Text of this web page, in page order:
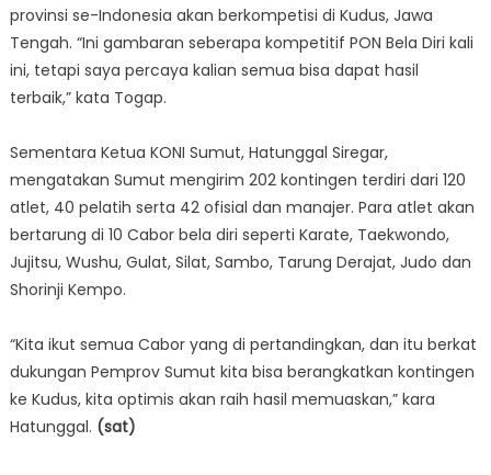
provinsi se-Indonesia akan berkompetisi di Kudus, Jawa
Tengah. “Ini gambaran seberapa kompetitif PON Bela Diri kali
ini, tetapi saya percaya kalian semua bisa dapat hasil
terbaik,” kata Togap.
Sementara Ketua KONI Sumut, Hatunggal Siregar,
mengatakan Sumut mengirim 202 kontingen terdiri dari 120
atlet, 40 pelatih serta 42 ofisial dan manajer. Para atlet akan
bertarung di 10 Cabor bela diri seperti Karate, Taekwondo,
Jujitsu, Wushu, Gulat, Silat, Sambo, Tarung Derajat, Judo dan
Shorinji Kempo.
“Kita ikut semua Cabor yang di pertandingkan, dan itu berkat
dukungan Pemprov Sumut kita bisa berangkatkan kontingen
ke Kudus, kita optimis akan raih hasil memuaskan,” kara
Hatunggal. (sat)